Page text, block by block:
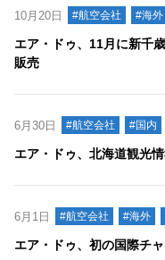
10月20日 #航空会社 #海外
エア・ドゥ、11月に新千
販売
6月30日 #航空会社 #国内
エア・ドゥ、北海道観光
6月1日 #航空会社 #海外
エア・ドゥ、初の国際チ